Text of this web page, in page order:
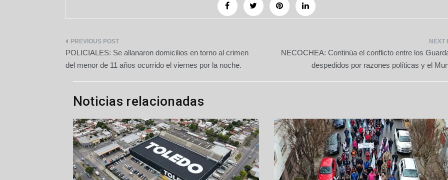
Navegación
de
entradas
POLICIALES: Se allanaron domicilios en torno al crimen
del menor de 11 años ocurrido el viernes por la noche.
NECOCHEA: Continúa el conflicto entre los
despedidos por razones políticas y el
Noticias relacionadas